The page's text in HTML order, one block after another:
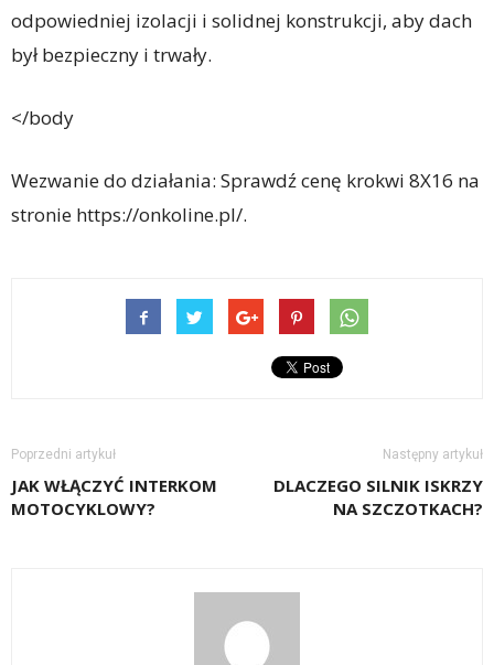
odpowiedniej izolacji i solidnej konstrukcji, aby dach
był bezpieczny i trwały.
</body
Wezwanie do działania: Sprawdź cenę krokwi 8X16 na
stronie https://onkoline.pl/.
Poprzedni artykuł
JAK WŁĄCZYĆ INTERKOM
MOTOCYKLOWY?
Następny artykuł
DLACZEGO SILNIK ISKRZY
NA SZCZOTKACH?